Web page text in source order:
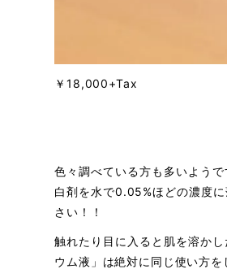
￥18,000+Tax
色々調べている方も多いよう
白剤を水で0.05%ほどの濃度
さい！！
触れたり目に入ると肌を溶か
ウム液」は絶対に同じ使い方を